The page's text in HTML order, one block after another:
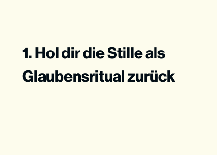
1. Hol dir die Stille als
Glaubensritual zurück